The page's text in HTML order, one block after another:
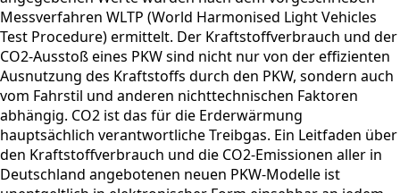
Messverfahren WLTP (World Harmonised Light Vehicles
Test Procedure) ermittelt. Der Kraftstoffverbrauch und der
CO2-Ausstoß eines PKW sind nicht nur von der effizienten
Ausnutzung des Kraftstoffs durch den PKW, sondern auch
vom Fahrstil und anderen nichttechnischen Faktoren
abhängig. CO2 ist das für die Erderwärmung
hauptsächlich verantwortliche Treibgas. Ein Leitfaden über
den Kraftstoffverbrauch und die CO2-Emissionen aller in
Deutschland angebotenen neuen PKW-Modelle ist